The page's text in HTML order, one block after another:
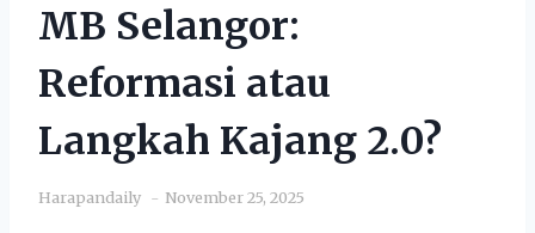
MB Selangor:
Reformasi atau
Langkah Kajang 2.0?
Harapandaily November 25, 2025